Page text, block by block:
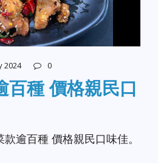
2024 0
百種 價格親民口
逾百種 價格親民口味佳。